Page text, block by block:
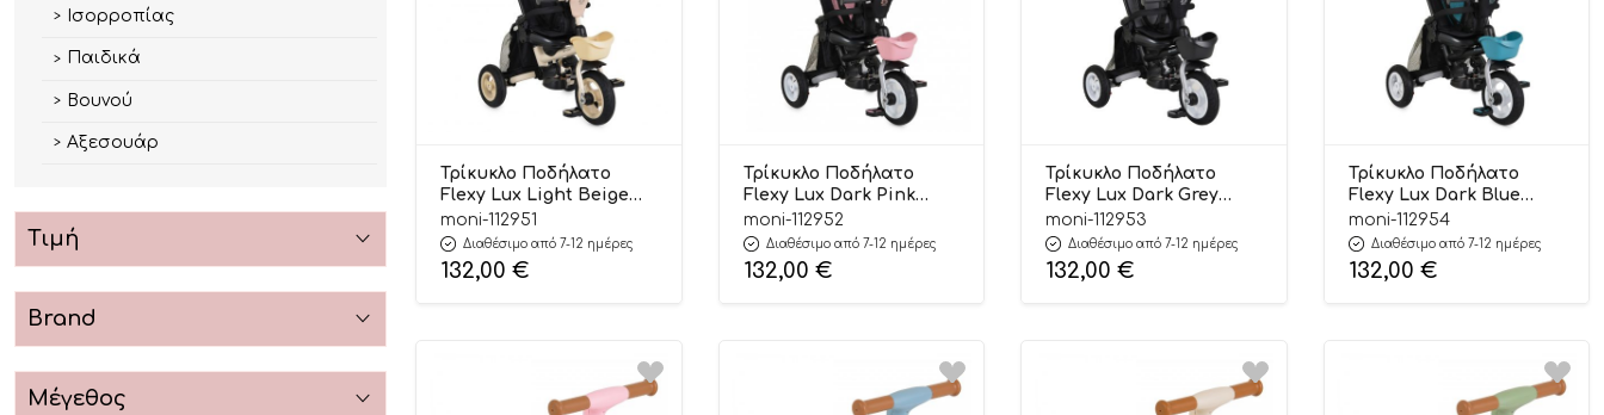
Ισορροπίας
Παιδικά
Βουνού
Αξεσουάρ
Τιμή
Brand
Μέγεθος
Τρίκυκλο Ποδήλατο
Flexy Lux Light Beige
3800146232139 12m+ –
Byox
moni-112951
Διαθέσιμο από 7-12 ημέρες
132,00 €
Τρίκυκλο Ποδήλατο
Flexy Lux Dark Pink
3800146232153 12m+ –
Byox
moni-112952
Διαθέσιμο από 7-12 ημέρες
132,00 €
Τρίκυκλο Ποδήλατο
Flexy Lux Dark Grey
3800146232146 12m+ –
Byox
moni-112953
Διαθέσιμο από 7-12 ημέρες
132,00 €
Τρίκυκλο Ποδήλατο
Flexy Lux Dark Blue
3800146232160 12m+ –
Byox
moni-112954
Διαθέσιμο από 7-12 ημέρες
132,00 €